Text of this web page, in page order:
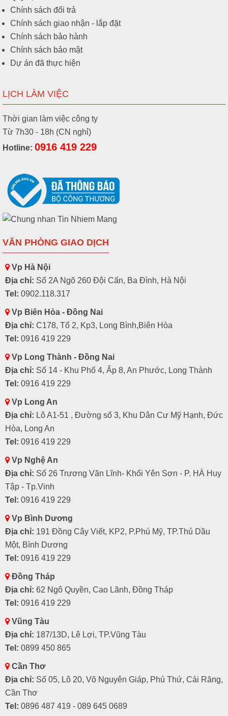
Chính sách đổi trả
Chính sách giao nhận - lắp đặt
Chính sách bảo hành
Chính sách bảo mật
Dự án đã thực hiện
LỊCH LÀM VIỆC
Thời gian làm việc công ty
Từ 7h30 - 18h (CN nghỉ)
Hotline: 0916 419 229
VĂN PHÒNG GIAO DỊCH
Vp Hà Nội
Địa chỉ: Số 2A Ngõ 260 Đội Cấn, Ba Đình, Hà Nội
Tel: 0902.118.317
Vp Biên Hòa - Đồng Nai
Địa chỉ: C178, Tổ 2, Kp3, Long Bình,Biên Hòa
Tel: 0916 419 229
Vp Long Thành - Đồng Nai
Địa chỉ: Số 14 - Khu Phố 4, Ấp 8, An Phước, Long Thành
Tel: 0916 419 229
Vp Long An
Địa chỉ: Lô A1-51 , Đường số 3, Khu Dân Cư Mỹ Hạnh, Đức
Hòa, Long An
Tel: 0916 419 229
Vp Nghệ An
Địa chỉ: Số 26 Trương Văn Lĩnh- Khối Yên Sơn - P. HÀ Huy
Tập - Tp.Vinh
Tel: 0916 419 229
Vp Bình Dương
Địa chỉ: 191 Đồng Cây Viết, KP2, P.Phú Mỹ, TP.Thủ Dầu
Một, Bình Dương
Tel: 0916 419 229
Đồng Tháp
Địa chỉ: 62 Ngô Quyền, Cao Lãnh, Đồng Tháp
Tel: 0916 419 229
Vũng Tàu
Địa chỉ: 187/13D, Lê Lợi, TP.Vũng Tàu
Tel: 0899 450 865
Cần Thơ
Địa chỉ: Số 05, Lô 20, Võ Nguyên Giáp, Phú Thứ, Cái Răng,
Cần Thơ
Tel: 0896 487 419 - 089 645 0689